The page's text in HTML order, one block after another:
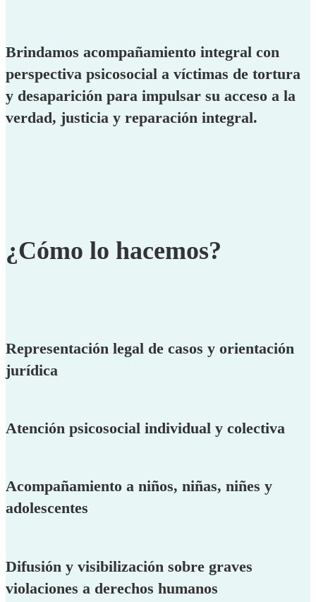
Brindamos acompañamiento integral con
perspectiva psicosocial a víctimas de tortura
y desaparición para impulsar su acceso a la
verdad, justicia y reparación integral.
¿Cómo lo hacemos?
Representación legal de casos y orientación
jurídica
Atención psicosocial individual y colectiva
Acompañamiento a niños, niñas, niñes y
adolescentes
Difusión y visibilización sobre graves
violaciones a derechos humanos